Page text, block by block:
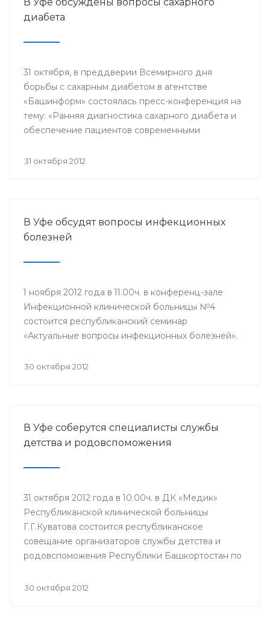
диабета
31 октября, в преддверии Всемирного дня
борьбы с сахарным диабетом в агентстве
«Башинформ» состоялась пресс-конференция на
тему: «Ранняя диагностика сахарного диабета и
обеспечение пациентов современными
Башкортостан».
31 октября 2012
В Уфе обсудят вопросы инфекционных
болезней
1 ноября 2012 года в 11.00ч. в конференц-зале
Инфекционной клинической больницы №4
состоится республиканский семинар
«Актуальные вопросы инфекционных болезней».
30 октября 2012
В Уфе соберутся специалисты службы
детства и родовспоможения
31 октября 2012 года в 10.00ч. в ДК «Медик»
Республиканской клинической больницы
Г.Г.Куватова состоится республиканское
совещание организаторов службы детства и
родовспоможения Республики Башкортостан по
30 октября 2012